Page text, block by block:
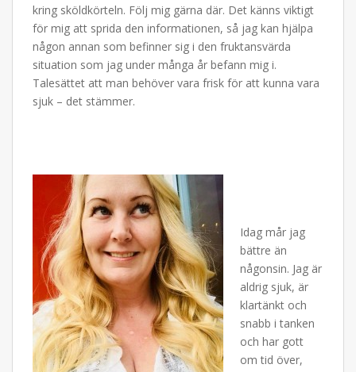
kring sköldkörteln. Följ mig gärna där. Det känns viktigt
för mig att sprida den informationen, så jag kan hjälpa
någon annan som befinner sig i den fruktansvärda
situation som jag under många år befann mig i.
Talesättet att man behöver vara frisk för att kunna vara
sjuk – det stämmer.
Idag mår jag
bättre än
någonsin. Jag är
aldrig sjuk, är
klartänkt och
snabb i tanken
och har gott
om tid över,